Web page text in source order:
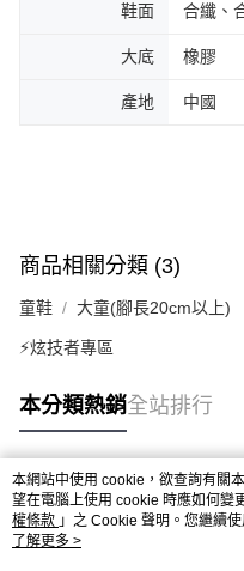
鞋面 合纖、
大底 橡膠
產地 中國
商品相關分類 (3)
童鞋 大童(腳長20cm以上)
⚡炫技者專區
本分類熱銷全站排行
熱門標籤
本網站中使用 cookie，欲查詢有關
望在電腦上使用 cookie 時應如何變
權條款 」之 Cookie 聲明。您繼續
用條款之 Cookie 聲明使用 cookie。
了解更多 >